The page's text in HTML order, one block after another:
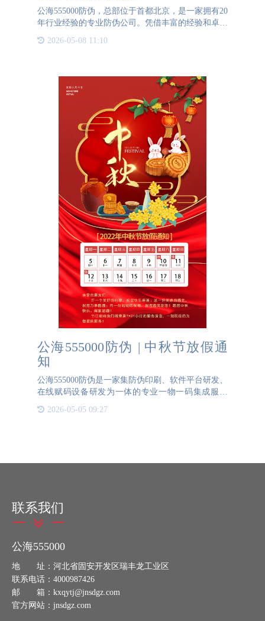
公海555000防伪，总部位于首都北京，是一家拥有20
年行业经验的专业防伪公司。凭借丰富的经验和卓越
伙伴。我们的实力不仅体现在与上千家企业的成功合
2026-05-08 11:10
公海555000防伪 | 中秋节放假通
知
公海555000防伪是一家集防伪印刷、软件平台研发、
在线赋码设备研发为一体的专业一物一码集成服务
2026-05-05 09:27
联系我们
公海555000
地 址：河北省固安开发区瑞丰龙工业区
联系电话：4000987426
邮 箱：kxqytj@jnsdgz.com
官方网站：jnsdgz.com